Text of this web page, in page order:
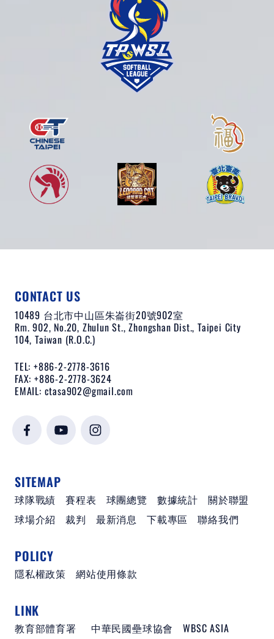
CONTACT US
10489 台北市中山區朱崙街20號902室
Rm. 902, No.20, Zhulun St., Zhongshan Dist., Taipei City
104, Taiwan (R.O.C.)
TEL: +886-2-2778-3616
FAX: +886-2-2778-3624
EMAIL: ctasa902@gmail.com
SITEMAP
球隊戰績 賽程表 球團總覽 數據統計
關於聯盟
球場介紹
裁判 最新消息 下載專區 聯絡我們
POLICY
隱私權政策 網站使用條款
LINK
教育部體育署 中華民國壘球協會 WBSC ASIA